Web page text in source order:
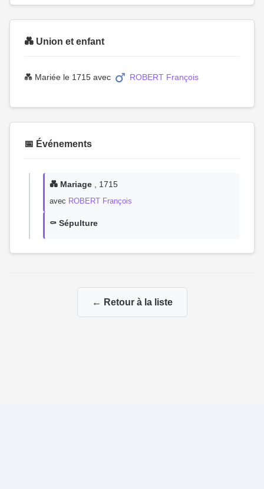
💑 Union et enfant
💑 Mariée le 1715 avec ROBERT François
📅 Événements
💑 Mariage , 1715
avec ROBERT François
⚰️ Sépulture
← Retour à la liste